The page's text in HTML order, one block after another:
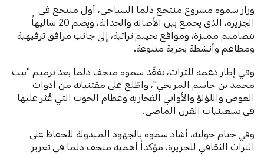
وزار سموه مشروع منتجع دلما السياحي، أول منتجع في
الجزيرة، الذي يجمع بين الأصالة والحداثة، ويضم 20 شاليهاً
بتصاميم مميزة، ومواقع تخييم تراثية، إلى جانب مرافق ترفيهية
ومطاعم وأنشطة بحرية متنوعة.
وفي إطار دعمه للتراث، تفقّد سموه متحف دلما بعد ترميم "بيت
محمد بن جاسم المريخي"، واطّلع على مقتنياته من أدوات
الغوص واللؤلؤ والأواني الفخارية وعظام الحوت التي عُثر عليها
في تسعينيات القرن الماضي.
وفي ختام جولته، أشاد سموه بالجهود المبذولة للحفاظ على
التراث الثقافي للجزيرة، مؤكداً أهمية متحف دلما في تعزيز